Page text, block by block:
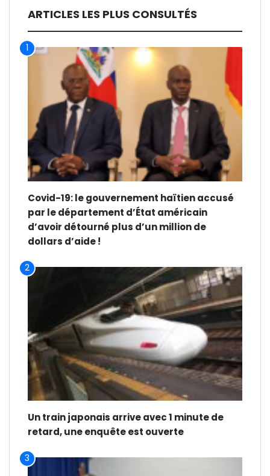
ARTICLES LES PLUS CONSULTÉS
1
Covid-19: le gouvernement haïtien accusé
par le département d’État américain
d’avoir détourné plus d’un million de
dollars d’aide !
2
Un train japonais arrive avec 1 minute de
retard, une enquête est ouverte
3